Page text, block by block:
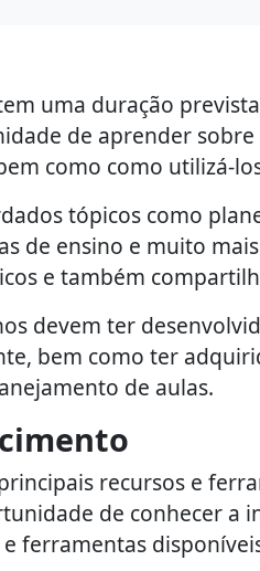
uma duração
de aprender
como como utilizá-
tópicos como
de ensino e muito
e também
devem ter
bem como ter
de aulas.
recursos e
de conhecer a
ferramentas